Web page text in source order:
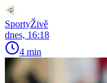
SportyŽivě
dnes, 16:18
4 min